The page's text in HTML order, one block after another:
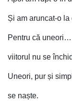
Și am aruncat-o la
Pentru că uneori…
viitorul nu se
Uneori, pur și
se naște.